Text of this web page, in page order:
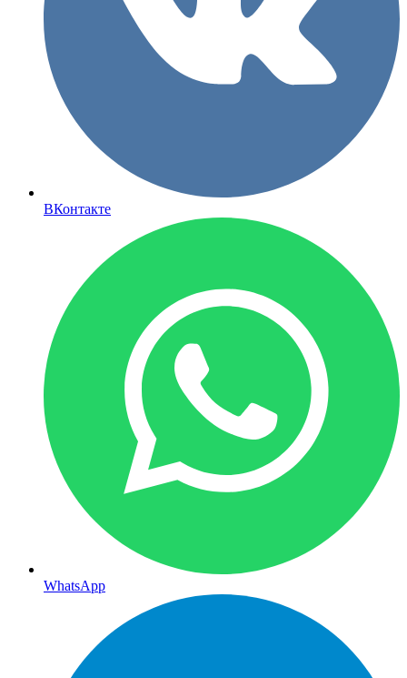
ВКонтакте
WhatsApp